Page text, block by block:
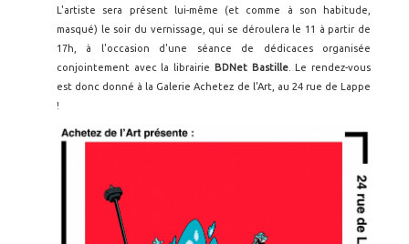
L'artiste sera présent lui-même (et comme à son habitude,
masqué) le soir du vernissage, qui se déroulera le 11 à partir de
17h, à l'occasion d'une séance de dédicaces organisée
conjointement avec la librairie
BDNet Bastille. Le rendez-vous
est donc donné à la Galerie Achetez de l'Art, au 24 rue de Lappe
!